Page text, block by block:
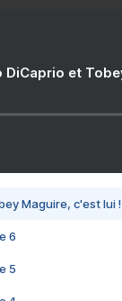
DiCaprio et
Maguire, c'est lui
6
5